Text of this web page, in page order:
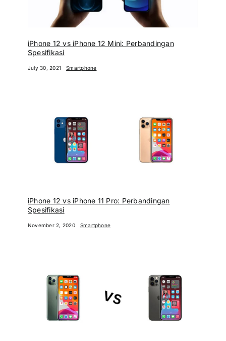
iPhone 12 vs iPhone 12 Mini: Perbandingan
Spesifikasi
July 30, 2021 Smartphone
iPhone 12 vs iPhone 11 Pro: Perbandingan
Spesifikasi
November 2, 2020 Smartphone